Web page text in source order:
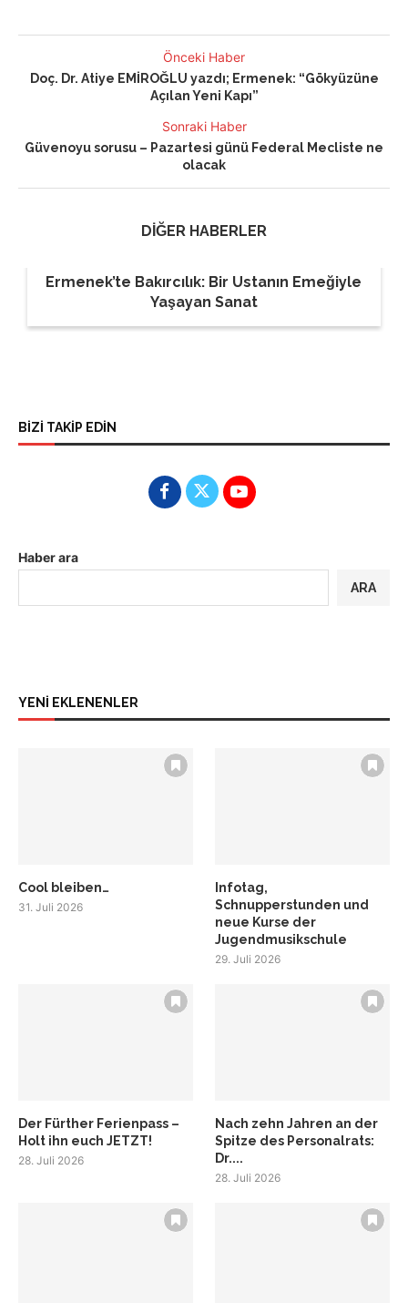
Önceki Haber
Doç. Dr. Atiye EMİROĞLU yazdı; Ermenek: “Gökyüzüne
Açılan Yeni Kapı”
Sonraki Haber
Güvenoyu sorusu – Pazartesi günü Federal Mecliste ne
olacak
DİĞER HABERLER
Ermenek’te Bakırcılık: Bir Ustanın Emeğiyle
Yaşayan Sanat
BİZİ TAKİP EDİN
Haber ara
ARA
YENİ EKLENENLER
Cool bleiben…
31. Juli 2026
Infotag,
Schnupperstunden und
neue Kurse der
Jugendmusikschule
29. Juli 2026
Der Fürther Ferienpass –
Holt ihn euch JETZT!
28. Juli 2026
Nach zehn Jahren an der
Spitze des Personalrats:
Dr....
28. Juli 2026